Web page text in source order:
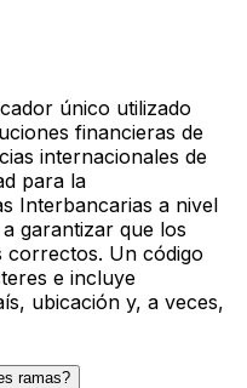
único utilizado
financieras de
internacionales de
para la
Interbancarias a nivel
garantizar que los
correctos. Un código
e incluye
ubicación y, a veces,
ramas?